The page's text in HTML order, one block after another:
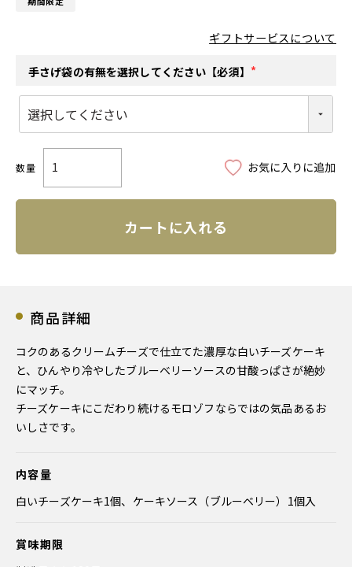
ギフトサービスについて
手さげ袋の有無を選択してください【必須】
カートに入れる
商品詳細
コクのあるクリームチーズで仕立てた濃厚な白いチーズケーキ
と、ひんやり冷やしたブルーベリーソースの甘酸っぱさが絶妙
にマッチ。
チーズケーキにこだわり続けるモロゾフならではの気品あるお
いしさです。
内容量
白いチーズケーキ1個、ケーキソース（ブルーベリー）1個入
賞味期限